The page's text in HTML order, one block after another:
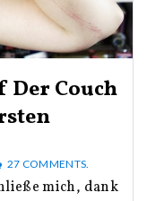
Der Couch
27 COMMENTS.